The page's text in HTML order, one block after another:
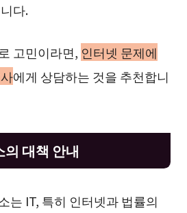
다.
고민이라면, 인터넷 문제에
에게 상담하는 것을 추천합니
대책 안내
는 IT, 특히 인터넷과 법률의